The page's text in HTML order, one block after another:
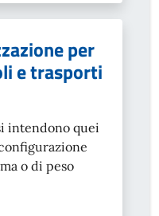
per
e trasporti
intendono quei
o di peso